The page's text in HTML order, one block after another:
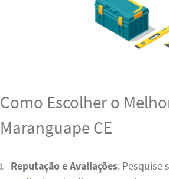
Como Escolher o
Maranguape CE
Reputação e Avaliações: Pesquise